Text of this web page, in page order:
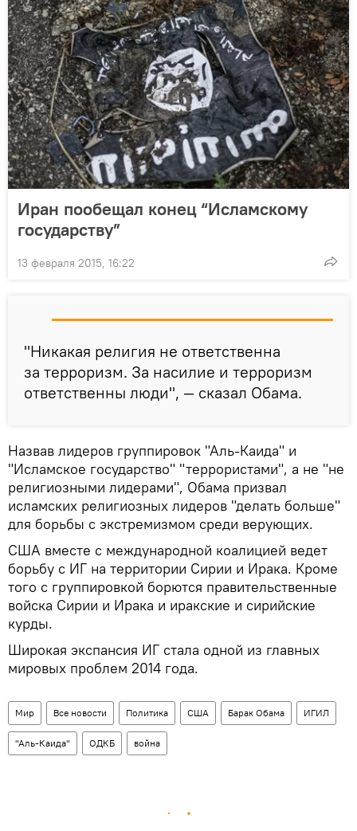
Иран пообещал конец “Исламскому
государству”
13 февраля 2015, 16:22
"Никакая религия не ответственна
за терроризм. За насилие и терроризм
ответственны люди", — сказал Обама.
Назвав лидеров группировок "Аль-Каида" и
"Исламское государство" "террористами", а не "не
религиозными лидерами", Обама призвал
исламских религиозных лидеров "делать больше"
для борьбы с экстремизмом среди верующих.
США вместе с международной коалицией ведет
борьбу с ИГ на территории Сирии и Ирака. Кроме
того с группировкой борются правительственные
войска Сирии и Ирака и иракские и сирийские
курды.
Широкая экспансия ИГ стала одной из главных
мировых проблем 2014 года.
Мир Все новости Политика США Барак Обама ИГИЛ
"Аль-Каида" ОДКБ война